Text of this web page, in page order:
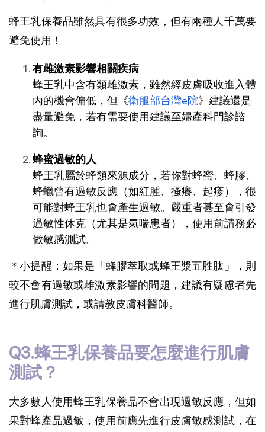
蜂王乳保養品雖然具有很多功效，但有兩種人千萬要
避免使用！
有雌激素影響相關疾病
蜂王乳中含有類雌激素，雖然經皮膚吸收進入體
內的機會偏低，但《衛服部台灣e院》建議還是
盡量避免，若有需要使用建議至婦產科門診諮
詢。
蜂蜜過敏的人
蜂王乳屬於蜂類來源成分，若你對蜂蜜、蜂膠、
蜂蠟曾有過敏反應（如紅腫、搔癢、起疹），很
可能對蜂王乳也會產生過敏。嚴重者甚至會引發
過敏性休克（尤其是氣喘患者），使用前請務必
做敏感測試。
＊小提醒：如果是「蜂膠萃取或蜂王漿五胜肽」，則
較不會有過敏或雌激素影響的問題，建議有疑慮者先
進行肌膚測試，或請教皮膚科醫師。
Q3.蜂王乳保養品要怎麼進行肌膚
測試？
大多數人使用蜂王乳保養品不會出現過敏反應，但如
果對蜂產品過敏，使用前應先進行皮膚敏感測試，在